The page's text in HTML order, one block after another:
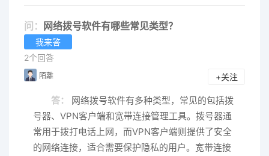
问： 网络拨号软件有哪些常见类型？
我来答
2个回答
陌離 +关注
答：
网络拨号软件有多种类型，常见的包括拨
号器、VPN客户端和宽带连接管理工具。拨号器通
常用于拨打电话上网，而VPN客户端则提供了安全
的网络连接，适合需要保护隐私的用户。宽带连接